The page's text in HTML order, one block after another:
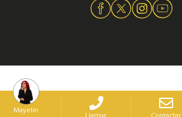
Mayelin
Llamar Contactar